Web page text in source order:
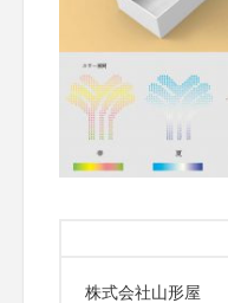
株式会社山形屋